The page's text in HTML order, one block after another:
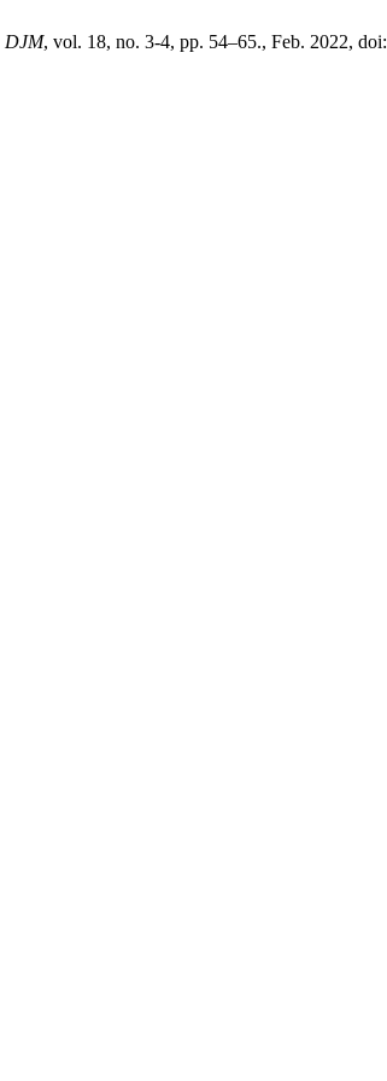
DJM, vol. 18, no. 3-4, pp. 54–65., Feb. 2022, doi: